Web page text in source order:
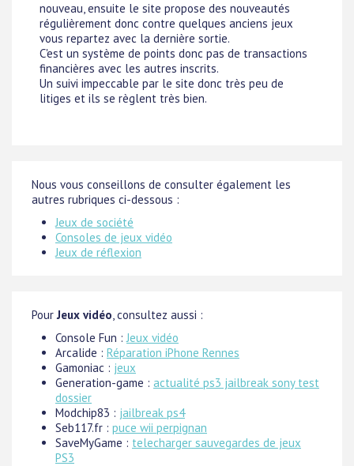
nouveau, ensuite le site propose des nouveautés
régulièrement donc contre quelques anciens jeux
vous repartez avec la dernière sortie.
C'est un système de points donc pas de transactions
financières avec les autres inscrits.
Un suivi impeccable par le site donc très peu de
litiges et ils se règlent très bien.
Nous vous conseillons de consulter également les
autres rubriques ci-dessous :
Jeux de société
Consoles de jeux vidéo
Jeux de réflexion
Pour Jeux vidéo , consultez aussi :
Console Fun : Jeux vidéo
Arcalide : Réparation iPhone Rennes
Gamoniac : jeux
Generation-game : actualité ps3 jailbreak sony test
dossier
Modchip83 : jailbreak ps4
Seb117.fr : puce wii perpignan
SaveMyGame : telecharger sauvegardes de jeux
PS3